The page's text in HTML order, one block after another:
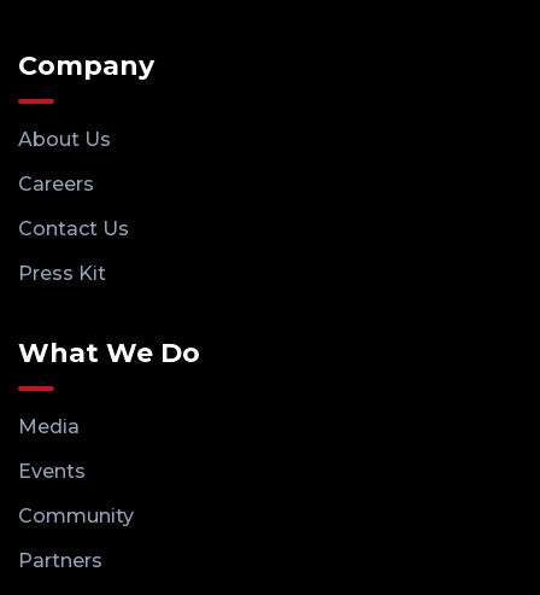
Company
About Us
Careers
Contact Us
Press Kit
What We Do
Media
Events
Community
Partners